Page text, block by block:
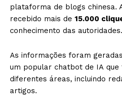
plataforma de blogs chinesa.
recebido mais de 15.000
conhecimento das autoridades.
As informações foram
um popular chatbot de IA que
diferentes áreas, incluindo
artigos.